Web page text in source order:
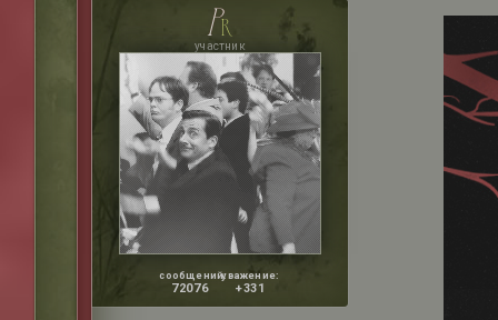
pr
участник
сообщений:
72076
уважение:
+331